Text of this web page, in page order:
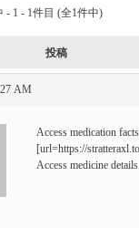
- 1 - 1件目 (全1件中)
投稿
AM
Access medication
[url=https://
Access medicine